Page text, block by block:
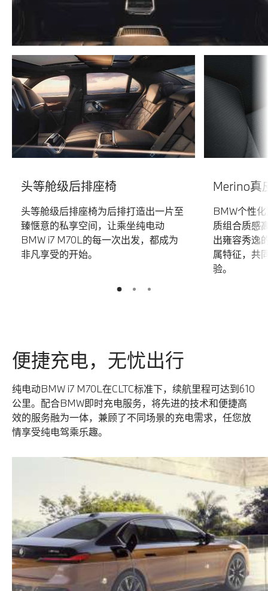
头等舱级后排座椅
头等舱级后排座椅为后排打造出一片至
臻惬意的私享空间，让乘坐纯电动
BMW i7 M70L的每一次出发，都成为
非凡享受的开始。
Merino真
BMW个性
质组合质感
出雍容秀逸
属特征，共
验。
1
便捷充电，无忧出行
纯电动BMW i7 M70L在CLTC标准下，续航里程可达到610
公里。配合BMW即时充电服务，将先进的技术和便捷高
效的服务融为一体，兼顾了不同场景的充电需求，任您放
情享受纯电驾乘乐趣。